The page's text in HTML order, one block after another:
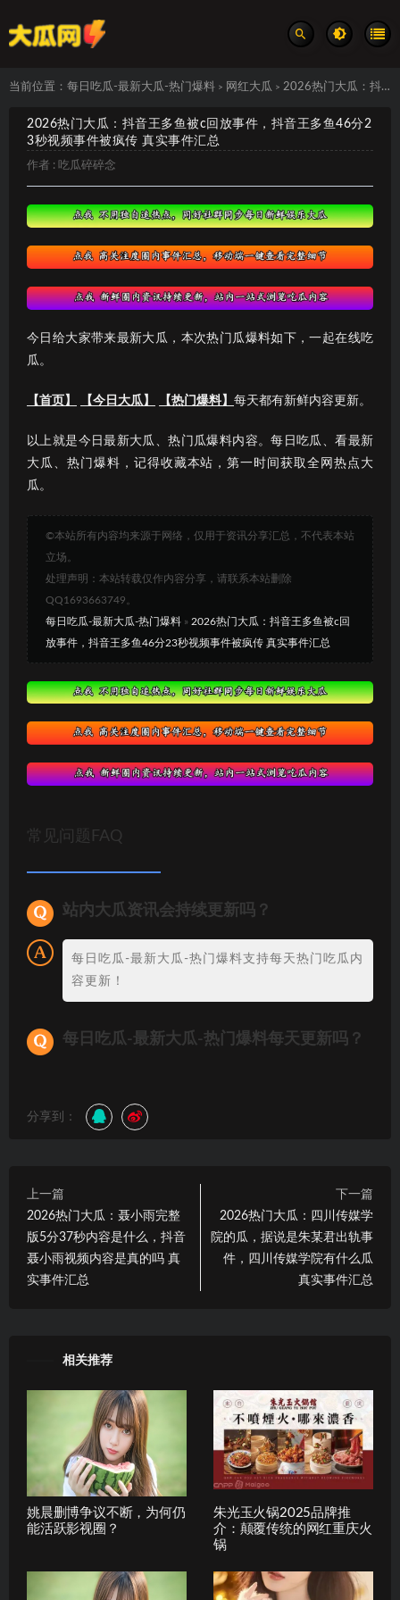
当前位置： 每日吃瓜-最新大瓜-热门爆料 > 网红大瓜 > 2026热门大瓜：抖音王多鱼被c回放事件，抖音王多鱼46分23秒视频事件被疯传 真实事件汇总
2026热门大瓜：抖音王多鱼被c回放事件，抖音王多鱼46分2
3秒视频事件被疯传 真实事件汇总
作者 : 吃瓜碎碎念
今日给大家带来最新大瓜，本次热门瓜爆料如下，一起在线吃
瓜。
【首页】 【今日大瓜】 【热门爆料】 每天都有新鲜内容更新。
以上就是今日最新大瓜、热门瓜爆料内容。每日吃瓜、看最新
大瓜、热门爆料，记得收藏本站，第一时间获取全网热点大
瓜。
©本站所有内容均来源于网络，仅用于资讯分享汇总，不代表本站
立场。
处理声明：本站转载仅作内容分享，请联系本站删除
QQ1693663749。
每日吃瓜-最新大瓜-热门爆料 » 2026热门大瓜：抖音王多鱼被c回
放事件，抖音王多鱼46分23秒视频事件被疯传 真实事件汇总
常见问题FAQ
站内大瓜资讯会持续更新吗？
每日吃瓜-最新大瓜-热门爆料支持每天热门吃瓜内
容更新！
每日吃瓜-最新大瓜-热门爆料每天更新吗？
分享到：
上一篇
2026热门大瓜：聂小雨完整
版5分37秒内容是什么，抖音
聂小雨视频内容是真的吗 真
实事件汇总
下一篇
2026热门大瓜：四川传媒学
院的瓜，据说是朱某君出轨事
件，四川传媒学院有什么瓜
真实事件汇总
相关推荐
姚晨删博争议不断，为何仍
能活跃影视圈？
朱光玉火锅2025品牌推
介：颠覆传统的网红重庆火
锅